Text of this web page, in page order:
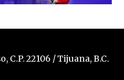
C.P. 22106 / Tijuana, B.C.